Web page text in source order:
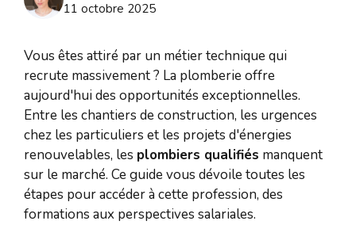
11 octobre 2025
Vous êtes attiré par un métier technique qui
recrute massivement ? La plomberie offre
aujourd'hui des opportunités exceptionnelles.
Entre les chantiers de construction, les urgences
chez les particuliers et les projets d'énergies
renouvelables, les plombiers qualifiés manquent
sur le marché. Ce guide vous dévoile toutes les
étapes pour accéder à cette profession, des
formations aux perspectives salariales.